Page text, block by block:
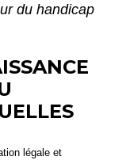
du handicap
légale et